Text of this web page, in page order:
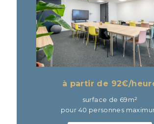
à partir de 92€/
surface de 69m²
pour 40 personnes